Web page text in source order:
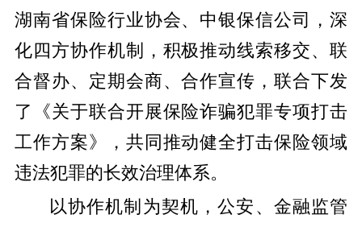
湖南省保险行业协会、中银保信公司，深
化四方协作机制，积极推动线索移交、联
合督办、定期会商、合作宣传，联合下发
了《关于联合开展保险诈骗犯罪专项打击
工作方案》，共同推动健全打击保险领域
违法犯罪的长效治理体系。
以协作机制为契机，公安、金融监管